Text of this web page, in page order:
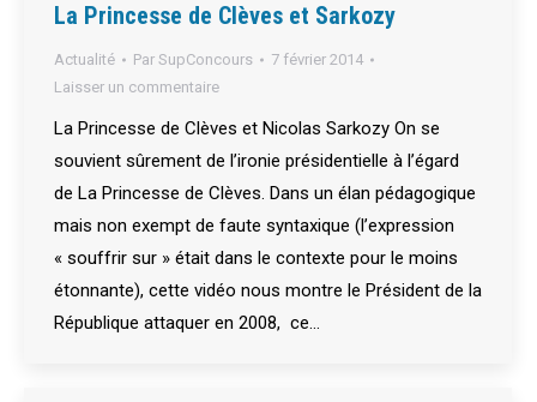
La Princesse de Clèves et Sarkozy
Actualité Par SupConcours
7 février 2014
Laisser un commentaire
La Princesse de Clèves et Nicolas Sarkozy On se
souvient sûrement de l’ironie présidentielle à l’égard
de La Princesse de Clèves. Dans un élan pédagogique
mais non exempt de faute syntaxique (l’expression
« souffrir sur » était dans le contexte pour le moins
étonnante), cette vidéo nous montre le Président de la
République attaquer en 2008, ce…